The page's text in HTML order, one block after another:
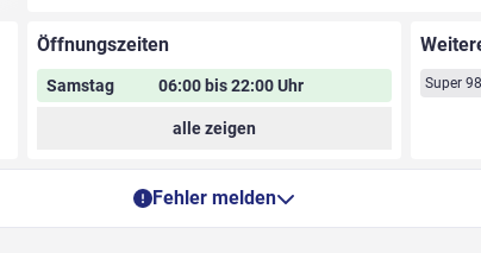
Öffnungszeiten
Samstag 06:00 bis 22:00 Uhr
alle zeigen
Super
Fehler melden